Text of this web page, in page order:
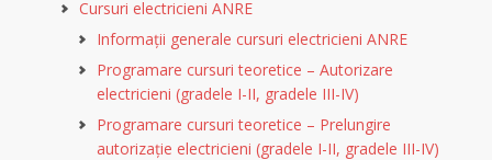
Cursuri electricieni ANRE
Informații generale cursuri electricieni ANRE
Programare cursuri teoretice – Autorizare
electricieni (gradele I-II, gradele III-IV)
Programare cursuri teoretice – Prelungire
autorizație electricieni (gradele I-II, gradele III-IV)